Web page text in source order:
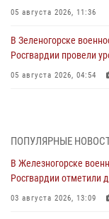
05 августа 2026, 11:36
В Зеленогорске
Росгвардии провели
05 августа 2026, 04:54
05 августа 2026, 04:52
В Красноярске
задержали
04 августа 2026, 09:57
ПОПУЛЯРНЫЕ
В Железногорске
Росгвардии отметили
03 августа 2026, 13:09